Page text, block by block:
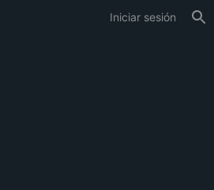
Iniciar sesión